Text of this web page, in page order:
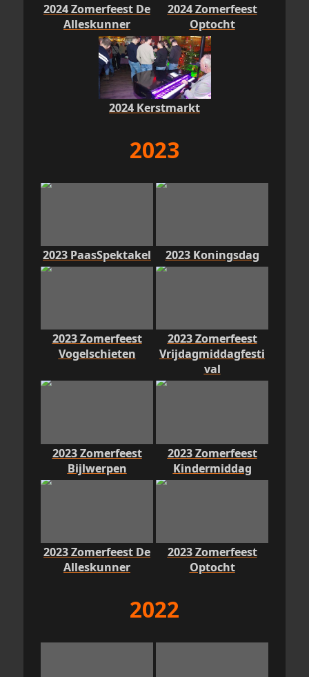
2024 Zomerfeest De
Alleskunner
2024 Zomerfeest
Optocht
2024 Kerstmarkt
2023
2023 PaasSpektakel 2023 Koningsdag
2023 Zomerfeest
Vogelschieten
2023 Zomerfeest
Vrijdagmiddagfesti
val
2023 Zomerfeest
Bijlwerpen
2023 Zomerfeest
Kindermiddag
2023 Zomerfeest De
Alleskunner
2023 Zomerfeest
Optocht
2022